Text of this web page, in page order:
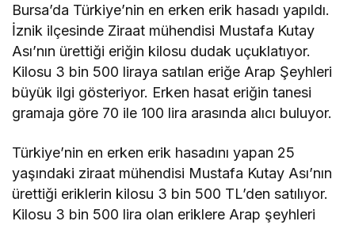
Bursa’da Türkiye’nin en erken erik hasadı yapıldı.
İznik ilçesinde Ziraat mühendisi Mustafa Kutay
Ası’nın ürettiği eriğin kilosu dudak uçuklatıyor.
Kilosu 3 bin 500 liraya satılan eriğe Arap Şeyhleri
büyük ilgi gösteriyor. Erken hasat eriğin tanesi
gramaja göre 70 ile 100 lira arasında alıcı buluyor.
Türkiye’nin en erken erik hasadını yapan 25
yaşındaki ziraat mühendisi Mustafa Kutay Ası’nın
ürettiği eriklerin kilosu 3 bin 500 TL’den satılıyor.
Kilosu 3 bin 500 lira olan eriklere Arap şeyhleri